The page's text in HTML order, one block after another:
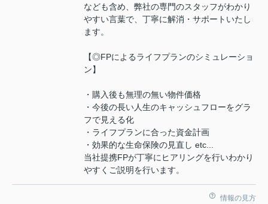
なども含め、弊社の専門のスタッフがわかり
やすい言葉で、丁寧に解消・サポートいたし
ます。
【◎FPによるライフプランのシミュレーショ
ン】
・購入後も無理の無い物件価格
・今後の長い人生のキャッシュフローをグラ
フで見える化
・ライフプランに合った資金計画
・効果的な生命保険の見直し etc...
当社提携FPが丁寧にヒアリングを行いわかり
やすくご説明を行います。
情報の見方